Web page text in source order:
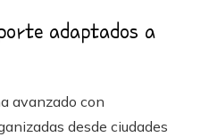
adaptados a
avanzado con
desde ciudades